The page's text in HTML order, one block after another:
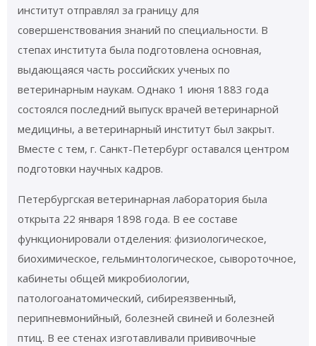
институт отправлял за границу для
совершенствования знаний по специальности. В
степах института была подготовлена основная,
выдающаяся часть российских ученых по
ветеринарным наукам. Однако 1 июня 1883 года
состоялся последний выпуск врачей ветеринарной
медицины, а ветеринарный институт был закрыт.
Вместе с тем, г. Санкт-Петербург оставался центром
подготовки научных кадров.
Петербургская ветеринарная лаборатория была
открыта 22 января 1898 года. В ее составе
функционировали отделения: физиологическое,
биохимическое, гельминтологическое, сывороточное,
кабинеты общей микробиологии,
патологоанатомический, сибиреязвенный,
перипневмонийный, болезней свиней и болезней
птиц. В ее стенах изготавливали прививочные